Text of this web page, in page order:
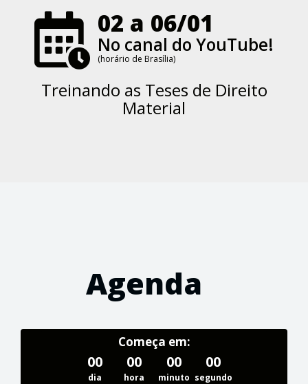
02 a 06/01
No canal do YouTube!
(horário de Brasília)
Treinando as Teses de Direito
Material
Agenda
Começa em:
00
dia
00
hora
00
minuto
00
segundo